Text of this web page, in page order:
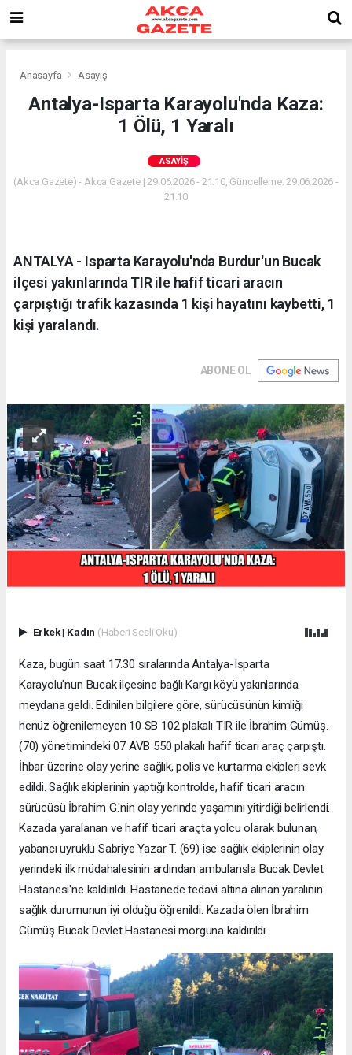
Anasayfa Asayiş
Antalya-Isparta Karayolu'nda Kaza:
1 Ölü, 1 Yaralı
ASAYIŞ
(Akca Gazete) - Akca Gazete | 29.06.2026 - 21:10, Güncelleme: 29.06.2026 -
21:10
ANTALYA - Isparta Karayolu'nda Burdur'un Bucak
ilçesi yakınlarında TIR ile hafif ticari aracın
çarpıştığı trafik kazasında 1 kişi hayatını kaybetti, 1
kişi yaralandı.
ABONE OL
Erkek| Kadın (Haberi Sesli Oku)
Kaza, bugün saat 17.30 sıralarında Antalya-Isparta
Karayolu'nun Bucak ilçesine bağlı Kargı köyü yakınlarında
meydana geldi. Edinilen bilgilere göre, sürücüsünün kimliği
henüz öğrenilemeyen 10 SB 102 plakalı TIR ile İbrahim Gümüş.
(70) yönetimindeki 07 AVB 550 plakalı hafif ticari araç çarpıştı.
İhbar üzerine olay yerine sağlık, polis ve kurtarma ekipleri sevk
edildi. Sağlık ekiplerinin yaptığı kontrolde, hafif ticari aracın
sürücüsü İbrahim G.'nin olay yerinde yaşamını yitirdiği belirlendi.
Kazada yaralanan ve hafif ticari araçta yolcu olarak bulunan,
yabancı uyruklu Sabriye Yazar T. (69) ise sağlık ekiplerinin olay
yerindeki ilk müdahalesinin ardından ambulansla Bucak Devlet
Hastanesi'ne kaldırıldı. Hastanede tedavi altına alınan yaralının
sağlık durumunun iyi olduğu öğrenildi. Kazada ölen İbrahim
Gümüş Bucak Devlet Hastanesi morguna kaldırıldı.